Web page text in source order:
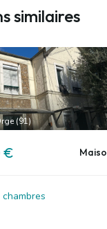
similaires
(91)
€